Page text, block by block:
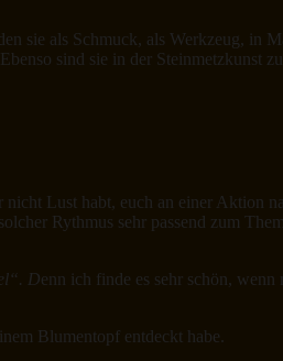
sie als Schmuck, als Werkzeug, in
sind sie in der Steinmetzkunst
Lust habt, euch an einer Aktion
Rythmus sehr passend zum
Denn ich finde es sehr schön,
Blumentopf entdeckt habe.